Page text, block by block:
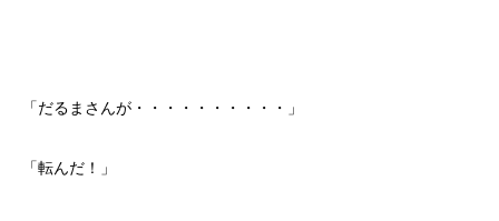
「だるまさんが・・・・・・・・・・」
「転んだ！」